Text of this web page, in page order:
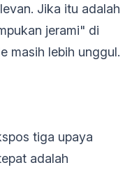
Jika itu adalah
jerami" di
masih lebih unggul.
tiga upaya
adalah